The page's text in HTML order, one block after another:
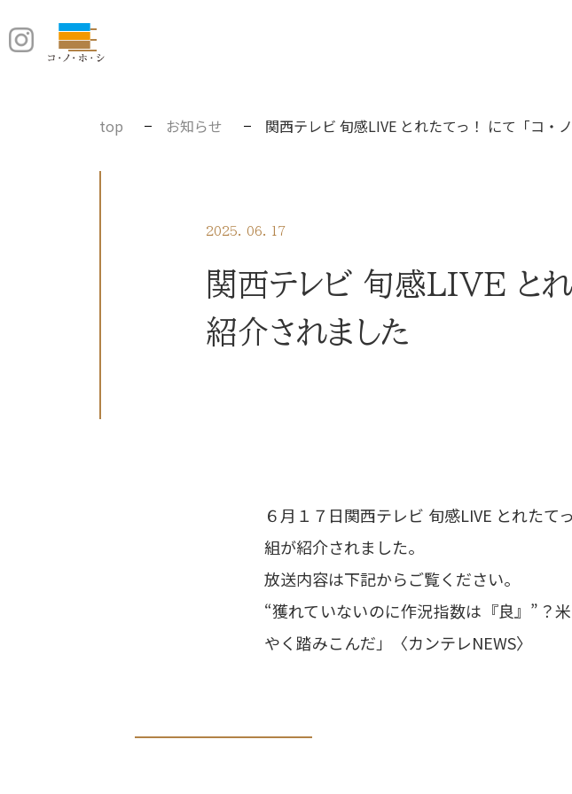
top お知らせ 関西テレビ 旬感LIVE とれたてっ！ にて「コ・
2025. 06. 17
関西テレビ 旬感LIVE とれ
紹介されました
６月１７日関西テレビ 旬感LIVE とれた
組が紹介されました。
放送内容は下記からご覧ください。
“獲れていないのに作況指数は『良』”？
やく踏みこんだ」〈カンテレNEWS〉